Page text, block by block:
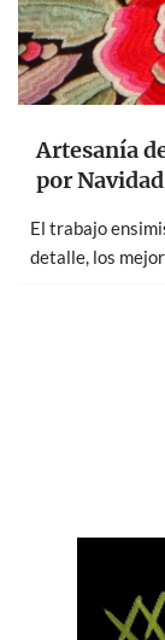
Artesanía
por Navidad
El trabajo
detalle, los